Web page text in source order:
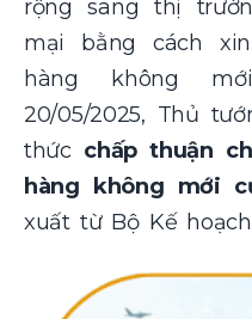
rộng sang thị
mại bằng cách
hàng không
20/05/2025, Thủ
thức chấp thuận
hàng không mới
xuất từ Bộ Kế